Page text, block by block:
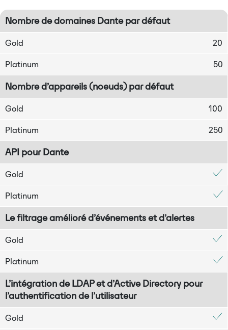
Nombre de domaines Dante par défaut
Gold 20
Platinum 50
Nombre d’appareils (noeuds) par défaut
Gold 100
Platinum 250
API pour Dante
Gold
Platinum
Le filtrage amélioré d’événements et d’alertes
Gold
Platinum
L’intégration de LDAP et d’Active Directory pour
l’authentification de l’utilisateur
Gold